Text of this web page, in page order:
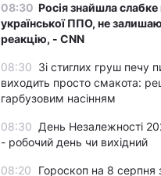
08:30 Росія знайшла слабке
української ППО, не
реакцію, - CNN
08:30 Зі стиглих груш печу
виходить просто смакота:
гарбузовим насінням
08:30 День Незалежності
- робочий день чи вихідний
08:20
Гороскоп на 8 серпня